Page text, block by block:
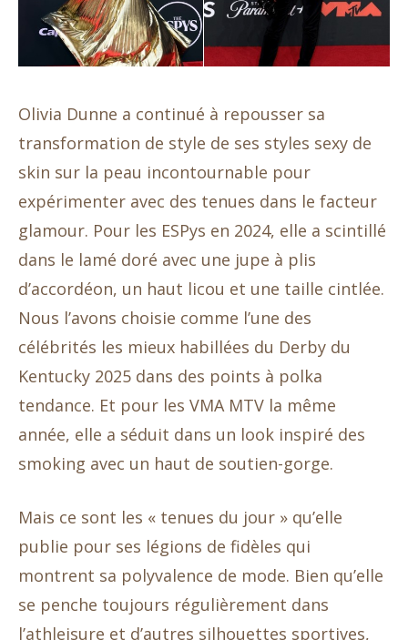
Olivia Dunne a continué à repousser sa
transformation de style de ses styles sexy de
skin sur la peau incontournable pour
expérimenter avec des tenues dans le facteur
glamour. Pour les ESPys en 2024, elle a scintillé
dans le lamé doré avec une jupe à plis
d’accordéon, un haut licou et une taille cintlée.
Nous l’avons choisie comme l’une des
célébrités les mieux habillées du Derby du
Kentucky 2025 dans des points à polka
tendance. Et pour les VMA MTV la même
année, elle a séduit dans un look inspiré des
smoking avec un haut de soutien-gorge.
Mais ce sont les « tenues du jour » qu’elle
publie pour ses légions de fidèles qui
montrent sa polyvalence de mode. Bien qu’elle
se penche toujours régulièrement dans
l’athleisure et d’autres silhouettes sportives,